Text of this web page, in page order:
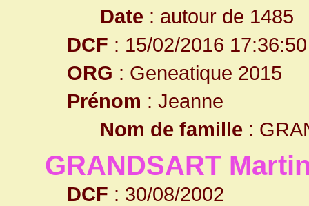
Date : autour de 1485
DCF : 15/02/2016 17:36:50
ORG : Geneatique 2015
Prénom : Jeanne
Nom de famille :
GRANDSART
DCF : 30/08/2002